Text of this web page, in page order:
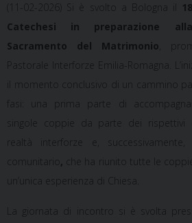
(11-02-2026) Si è svolto a Bologna il
Catechesi in preparazione
Sacramento del Matrimonio ,
Pastorale Interforze Emilia-Romagna.
il momento conclusivo di un
cammino
fasi
una prima parte di
singole coppie da parte dei rispettivi
realtà interforze e,
comunitario , che ha riunito tutte le
un’unica esperienza di Chiesa.
La giornata di incontro si è svolta